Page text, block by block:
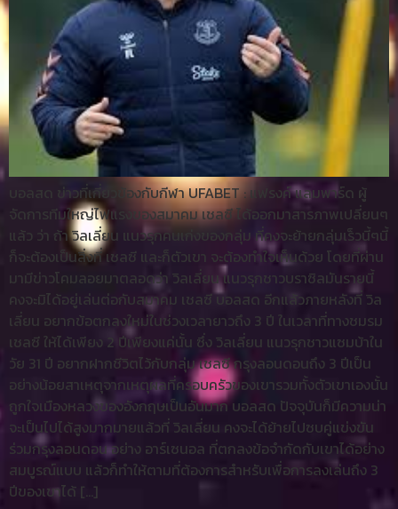
บอลสด ข่าวที่เกี่ยวข้องกับกีฬา UFABET : แฟรงค์ แลมพาร์ด ผู้
จัดการทีมใหญ่ไฟแรงของสมาคม เชลซี ได้ออกมาสารภาพเปลี่ยนๆ
แล้ว ว่า ถ้า วิลเลี่ยน แนวรุกคนเก่งของกลุ่ม ที่คงจะย้ายกลุ่มเร็วนี้ๆนี้
ก็จะต้องเป็นสิ่งที่ เชลซี และก็ตัวเขา จะต้องทำใจเห็นด้วย โดยที่ผ่าน
มามีข่าวโคมลอยมาตลอดว่า วิลเลี่ยน แนวรุกชาวบราซิลมันรายนี้
คงจะมิได้อยู่เล่นต่อกับสมาคม เชลซี บอลสด อีกแล้วภายหลังที่ วิล
เลี่ยน อยากข้อตกลงใหม่ในช่วงเวลายาวถึง 3 ปี ในเวลาที่ทางชมรม
เชลซี ให้ได้เพียง 2 ปีเพียงแค่นั้น ซึ่ง วิลเลี่ยน แนวรุกชาวแซมบ้าใน
วัย 31 ปี อยากฝากชีวิตไว้กับกลุ่ม เชลซี กรุงลอนดอนถึง 3 ปีเป็น
อย่างน้อยสาเหตุจากเหตุผลที่ครอบครัวของเขารวมทั้งตัวเขาเองนั้น
ถูกใจเมืองหลวงของอังกฤษเป็นอันมาก บอลสด ปัจจุบันก็มีความน่า
จะเป็นไปได้สูงมากมายแล้วที่ วิลเลี่ยน คงจะได้ย้ายไปซบคู่แข่งขัน
ร่วมกรุงลอนดอน อย่าง อาร์เซนอล ที่ตกลงข้อจำกัดกับเขาได้อย่าง
สมบูรณ์แบบ แล้วก็ทำให้ตามที่ต้องการสำหรับเพื่อการลงเล่นถึง 3
ปีของเขาได้ […]